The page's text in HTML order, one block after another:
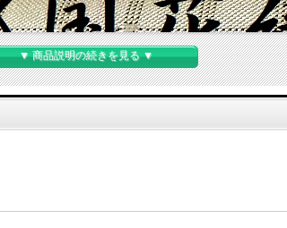
▼ 商品説明の続きを見る ▼